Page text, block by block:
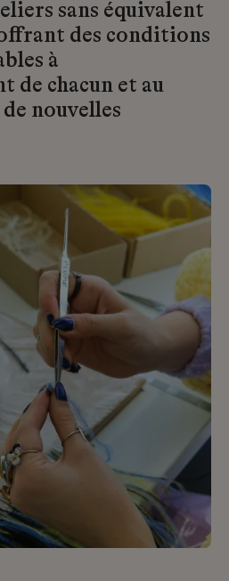
sans équivalent
des conditions
à
de chacun et au
nouvelles